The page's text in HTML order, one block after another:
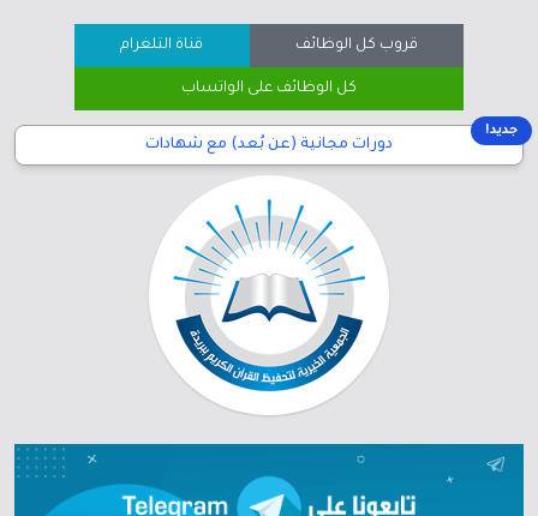
قروب كل الوظائف قناة التلغرام
كل الوظائف على الواتساب
جديد!
دورات مجانية (عن بُعد) مع شهادات